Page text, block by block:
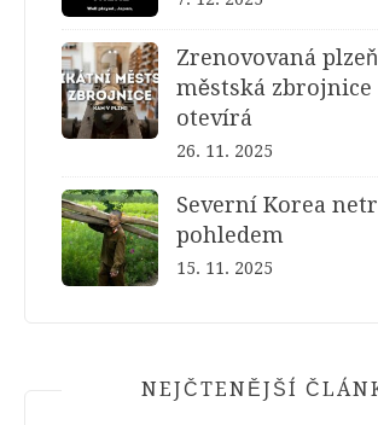
Zrenovovaná
městská zbrojnice
otevírá
26. 11. 2025
Severní Korea
pohledem
15. 11. 2025
NEJČTENĚJŠÍ